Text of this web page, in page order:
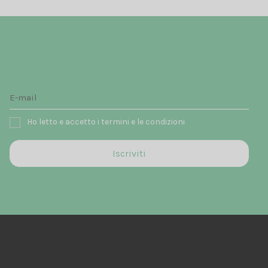
Ho letto e accetto i termini e le condizioni